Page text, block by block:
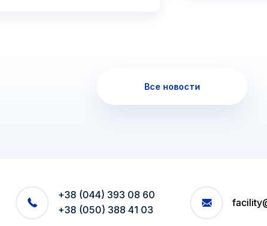
Все новости
+38 (044) 393 08 60
+38 (050) 388 41 03